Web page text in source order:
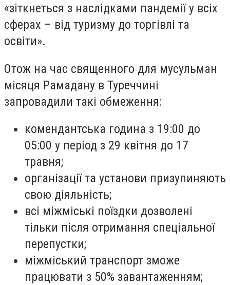
«зіткнеться з наслідками пандемії у всіх
сферах – від туризму до торгівлі та
освіти».
Отож на час священного для мусульман
місяця Рамадану в Туреччині
запровадили такі обмеження:
комендантська година з 19:00 до
05:00 у період з 29 квітня до 17
травня;
організації та установи призупиняють
свою діяльність;
всі міжміські поїздки дозволені
тільки після отримання спеціальної
перепустки;
міжміський транспорт зможе
працювати з 50% завантаженням;